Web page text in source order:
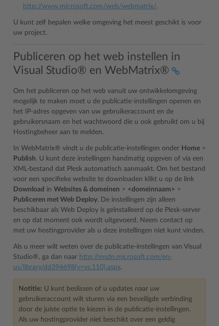
http://www.microsoft.com/web/webmatrix/.
U kunt zelf bepalen welke omgeving het meest geschikt is voor
uw project.
Publiceren op het web instellen in
Visual Studio® en WebMatrix®
Om het publiceren op het web vanuit uw ontwikkelomgeving
mogelijk te maken moet u de publicatie-instellingen openen en
het IP-adres opgeven van uw gebruikeraccount en de
gebruikersnaam en het wachtwoord die u ook gebruikt om u bij
Hostingbeheer aan te melden.
In WebMatrix® vindt u de publicatie-instellingen onder Home >
Publish. U kunt deze instellingen handmatig opgeven of via een
XML-bestand dat Plesk automatisch aanmaakt. Om het bestand
voor een specifieke website te downloaden klikt u op de link
Download in Websites & domeinen > <domeinnaam> >
Publiceren met Web Deploy. De instellingen zijn alleen
beschikbaar als Web Deploy is geïnstalleerd op de Plesk-server
en op dat moment ook wordt uitgevoerd. Neem contact op
met uw hostingprovider als u deze instellingen niet kunt vinden.
Als u meer wilt weten over de publicatie-instellingen van Visual
Studio®, ga dan naar http://msdn.microsoft.com/en-
us/library/dd394698(v=vs.110).aspx.
Notitie: U kunt beslissen of u updates naar uw
gebruikeraccount wilt sturen via een beveiligde verbinding
door de juiste optie te kiezen in de publicatie-instellingen.
Als uw hostingprovider niet beschikt over een geldig